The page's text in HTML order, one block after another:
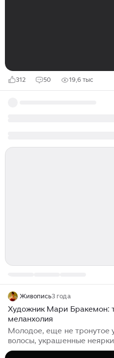
312 50 19,6 тыс
Живопись3 года
Художник Мари Бракемон:
меланхолия
Молодое, еще не тронутое
волосы, украшенные
карие глаза, белоснежная